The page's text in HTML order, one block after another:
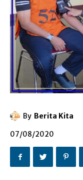
By Berita Kita
07/08/2020